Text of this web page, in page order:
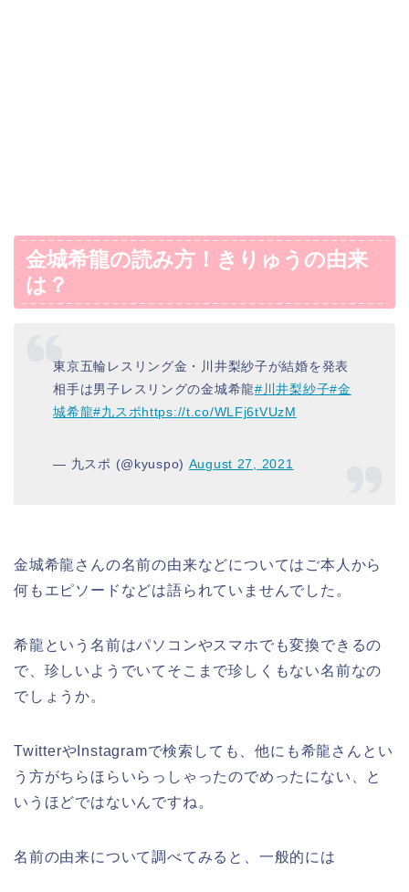
金城希龍の読み方！きりゅうの由来
は？
東京五輪レスリング金・川井梨紗子が結婚を発表
相手は男子レスリングの金城希龍#川井梨紗子#金
城希龍#九スポhttps://t.co/WLFj6tVUzM
— 九スポ (@kyuspo) August 27, 2021
金城希龍さんの名前の由来などについてはご本人から
何もエピソードなどは語られていませんでした。
希龍という名前はパソコンやスマホでも変換できるの
で、珍しいようでいてそこまで珍しくもない名前なの
でしょうか。
TwitterやInstagramで検索しても、他にも希龍さんとい
う方がちらほらいらっしゃったのでめったにない、と
いうほどではないんですね。
名前の由来について調べてみると、一般的には